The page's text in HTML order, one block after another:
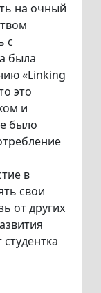
на очный
с
была
«Linking
это
и
было
в
свои
от других